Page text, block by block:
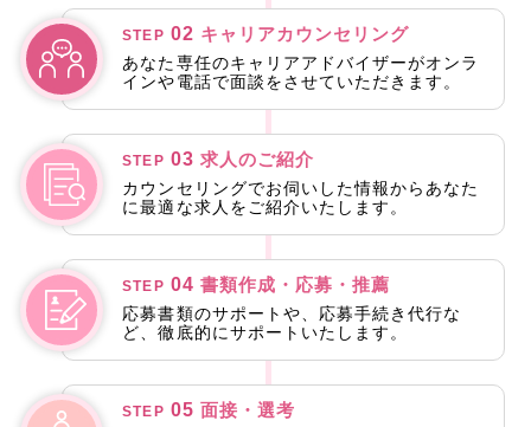
STEP 02 キャリアカウンセリング
あなた専任のキャリアアドバイザーがオンラ
インや電話で面談をさせていただきます。
STEP 03 求人のご紹介
カウンセリングでお伺いした情報からあなた
に最適な求人をご紹介いたします。
STEP 04 書類作成・応募・推薦
応募書類のサポートや、応募手続き代行な
ど、徹底的にサポートいたします。
STEP 05 面接・選考